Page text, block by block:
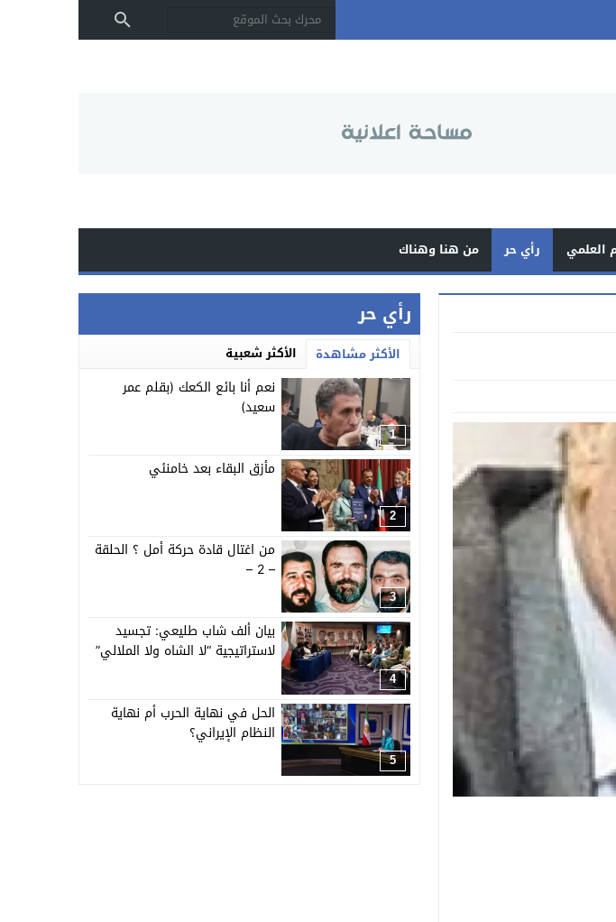
العلمي رأي حر من هنا وهناك
رأي حر
الأكثر مشاهدة الأكثر شعبية
1
نعم أنا بائع الكعك (بقلم عمر
سعيد)
2
مأزق البقاء بعد خامنئي
3
من اغتال قادة حركة أمل ؟ الحلقة
– 2 –
4
بيان ألف شاب طليعي: تجسيد
لاستراتيجية “لا الشاه ولا الملالي”
5
الحل في نهاية الحرب أم نهاية
النظام الإيراني؟